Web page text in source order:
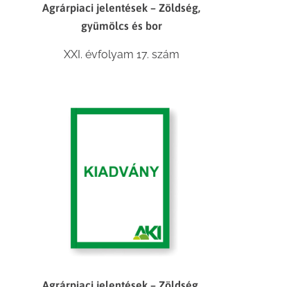
Agrárpiaci jelentések – Zöldség,
gyümölcs és bor
XXI. évfolyam 17. szám